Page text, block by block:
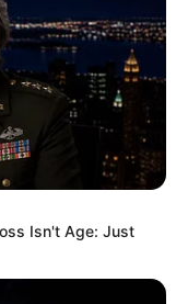
Isn't Age: Just